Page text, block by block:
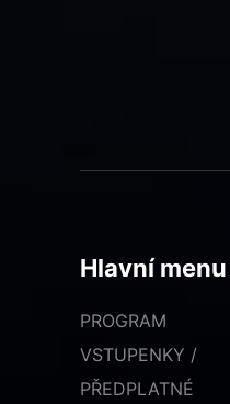
Hlavní menu
PROGRAM
VSTUPENKY /
PŘEDPLATNÉ